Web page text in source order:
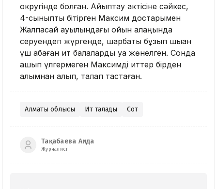
округінде болған. Айыптау актісіне сәйкес,
4-сыныпты бітірген Максим достарымен
Жалпақсай ауылындағы ойын алаңында
серуендеп жүргенде, шарбақты бұзып шыққан
үш қабаған ит балаларды қуа жөнелген. Сонда
қашып үлгермеген Максимді иттер бірден
алқымнан алып, талап тастаған.
Алматы облысы Ит талады Сот
Тақабаева Аида
Журналист